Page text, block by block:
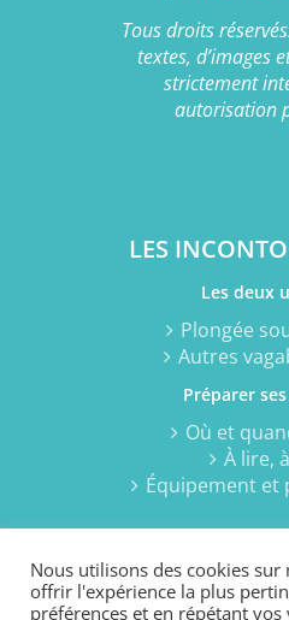
Tous droits
textes, d’images
strictement
autorisation
LES
Les deux
Plongée
Autres
Préparer
Où et
À lire,
Équipement et
Nous utilisons des cookies
offrir l'expérience la plus
préférences et en répétant